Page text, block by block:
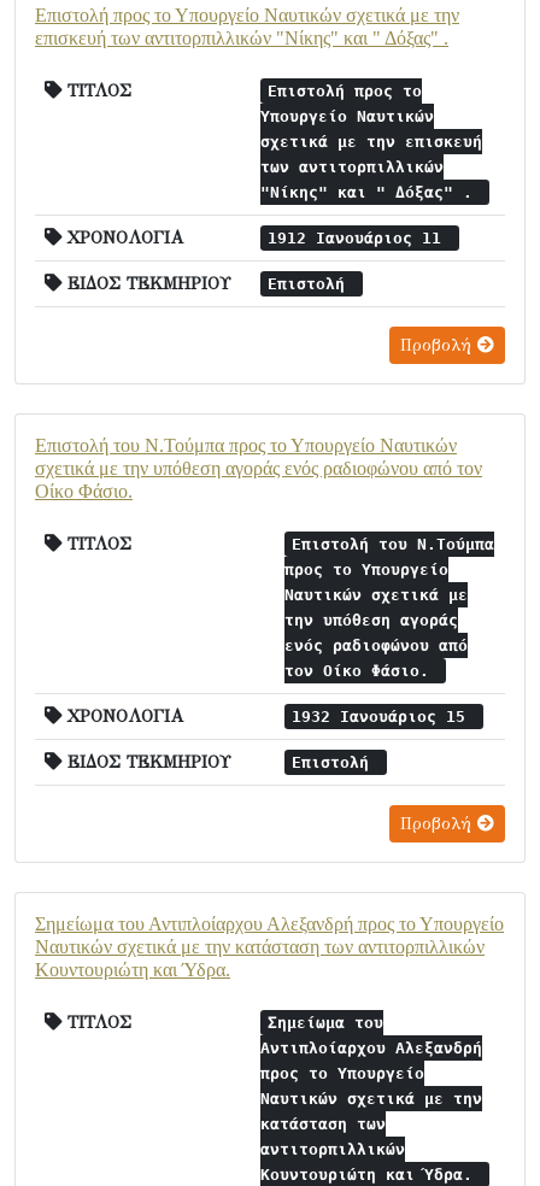
Επιστολή προς το Υπουργείο Ναυτικών σχετικά με την
επισκευή των αντιτορπιλλικών "Νίκης" και " Δόξας" .
ΤΙΤΛΟΣ
Επιστολή προς το
Υπουργείο Ναυτικών
σχετικά με την επισκευή
των αντιτορπιλλικών
"Νίκης" και " Δόξας" .
ΧΡΟΝΟΛΟΓΙΑ 1912 Ιανουάριος 11
ΕΙΔΟΣ ΤΕΚΜΗΡΙΟΥ Επιστολή
Προβολή
Επιστολή του Ν.Τούμπα προς το Υπουργείο Ναυτικών
σχετικά με την υπόθεση αγοράς ενός ραδιοφώνου από τον
Οίκο Φάσιο.
ΤΙΤΛΟΣ
Επιστολή του Ν.Τούμπα
προς το Υπουργείο
Ναυτικών σχετικά με
την υπόθεση αγοράς
ενός ραδιοφώνου από
τον Οίκο Φάσιο.
ΧΡΟΝΟΛΟΓΙΑ 1932 Ιανουάριος 15
ΕΙΔΟΣ ΤΕΚΜΗΡΙΟΥ Επιστολή
Προβολή
Σημείωμα του Αντιπλοίαρχου Αλεξανδρή προς το Υπουργείο
Ναυτικών σχετικά με την κατάσταση των αντιτορπιλλικών
Κουντουριώτη και Ύδρα.
ΤΙΤΛΟΣ
Σημείωμα του
Αντιπλοίαρχου Αλεξανδρή
προς το Υπουργείο
Ναυτικών σχετικά με την
κατάσταση των
αντιτορπιλλικών
Κουντουριώτη και Ύδρα.